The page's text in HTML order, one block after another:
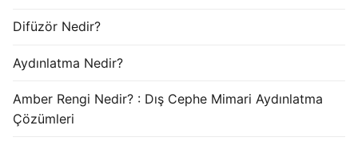
Difüzör Nedir?
Aydınlatma Nedir?
Amber Rengi Nedir? : Dış Cephe Mimari Aydınlatma
Çözümleri